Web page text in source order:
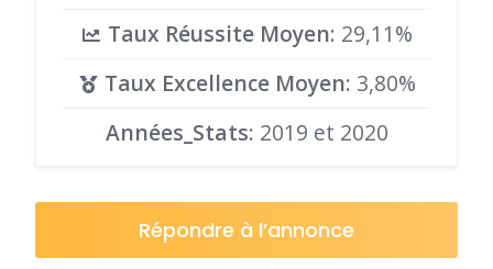
Taux Réussite Moyen: 29,11%
Taux Excellence Moyen: 3,80%
Années_Stats: 2019 et 2020
Répondre à l’annonce